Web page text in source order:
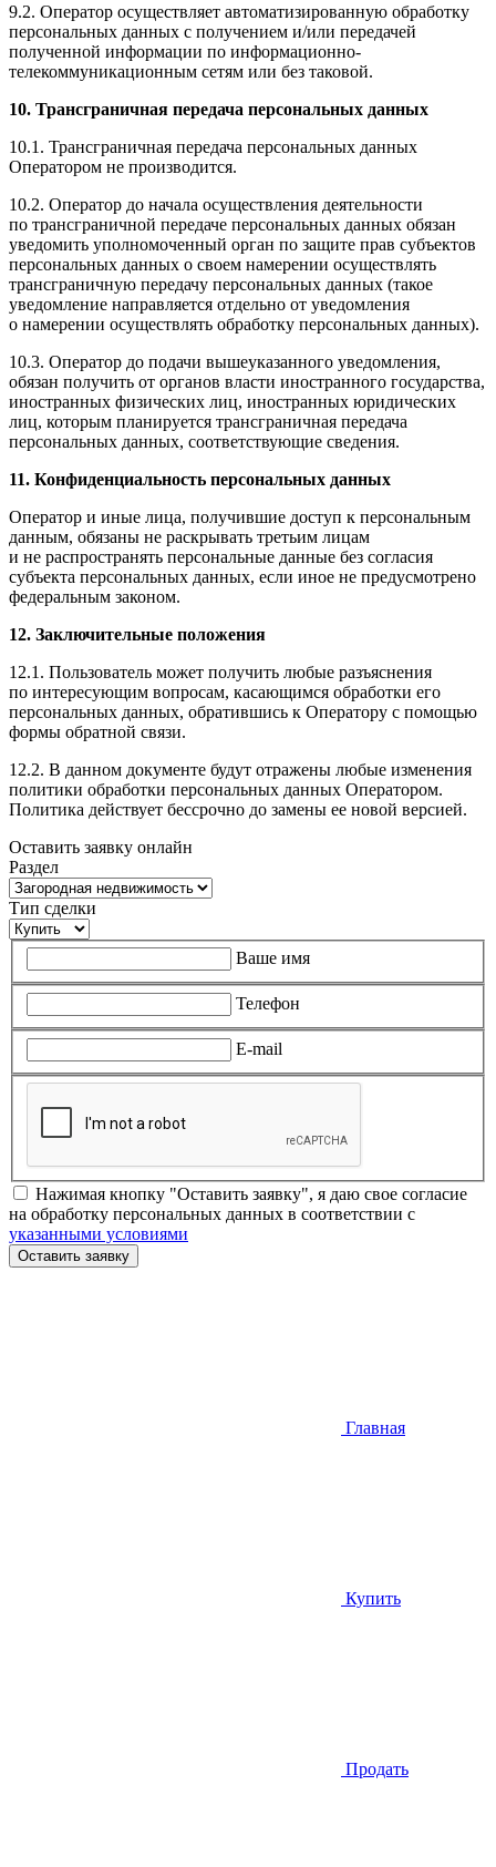
9.2. Оператор осуществляет автоматизированную обработку
персональных данных с получением и/или передачей
полученной информации по информационно-
телекоммуникационным сетям или без таковой.
10. Трансграничная передача персональных данных
10.1. Трансграничная передача персональных данных
Оператором не производится.
10.2. Оператор до начала осуществления деятельности
по трансграничной передаче персональных данных обязан
уведомить уполномоченный орган по защите прав субъектов
персональных данных о своем намерении осуществлять
трансграничную передачу персональных данных (такое
уведомление направляется отдельно от уведомления
о намерении осуществлять обработку персональных данных).
10.3. Оператор до подачи вышеуказанного уведомления,
обязан получить от органов власти иностранного государства,
иностранных физических лиц, иностранных юридических
лиц, которым планируется трансграничная передача
персональных данных, соответствующие сведения.
11. Конфиденциальность персональных данных
Оператор и иные лица, получившие доступ к персональным
данным, обязаны не раскрывать третьим лицам
и не распространять персональные данные без согласия
субъекта персональных данных, если иное не предусмотрено
федеральным законом.
12. Заключительные положения
12.1. Пользователь может получить любые разъяснения
по интересующим вопросам, касающимся обработки его
персональных данных, обратившись к Оператору с помощью
формы обратной связи.
12.2. В данном документе будут отражены любые изменения
политики обработки персональных данных Оператором.
Политика действует бессрочно до замены ее новой версией.
Оставить заявку онлайн
Раздел
Тип сделки
Ваше имя
Телефон
E-mail
Нажимая кнопку "Оставить заявку", я даю свое согласие
на обработку персональных данных в соответствии с
указанными условиями
Оставить заявку
Главная
Купить
Продать